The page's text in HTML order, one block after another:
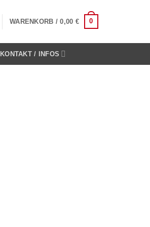
WARENKORB /0,00 € 0
KONTAKT / INFOS